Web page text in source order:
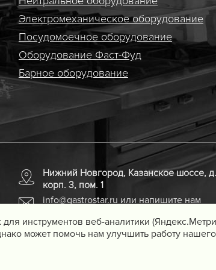
Электро­механическое оборудование
Посудомоечное оборудование
Оборудование Фаст-Фуд
Барное оборудование
Нижний Новгород, Казанское шоссе,
корп. 3, пом. 1
info@gastrostar.ru или напишите нам
для предприятий
инструментов веб-аналитики
может помочь нам улучшить работу